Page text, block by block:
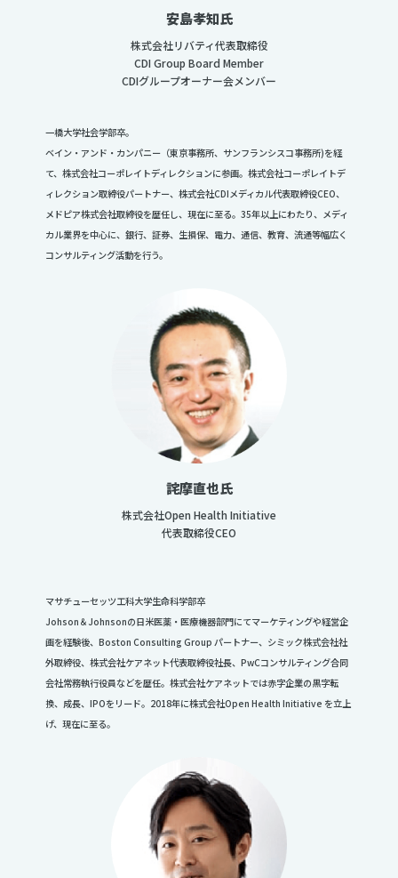
安島孝知氏
株式会社リバティ代表取締役
CDI Group Board Member
CDIグループオーナー会メンバー
一橋大学社会学部卒。
ベイン・アンド・カンパニー（東京事務所、サンフランシスコ事務所)を経
て、株式会社コーポレイトディレクションに参画。株式会社コーポレイトデ
ィレクション取締役パートナー、株式会社CDIメディカル代表取締役CEO、
メドピア株式会社取締役を歴任し、現在に至る。35年以上にわたり、メディ
カル業界を中心に、銀行、証券、生損保、電力、通信、教育、流通等幅広く
コンサルティング活動を行う。
詫摩直也氏
株式会社Open Health Initiative
代表取締役CEO
マサチューセッツ工科大学生命科学部卒
Johson＆Johnsonの日米医薬・医療機器部門にてマーケティングや経営企
画を経験後、Boston Consulting Group パートナー、シミック株式会社社
外取締役、株式会社ケアネット代表取締役社長、PwCコンサルティング合同
会社常務執行役員などを歴任。株式会社ケアネットでは赤字企業の黒字転
換、成長、IPOをリード。2018年に株式会社Open Health Initiative を立上
げ、現在に至る。